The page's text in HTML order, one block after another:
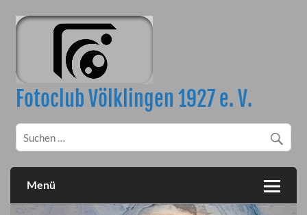
content
Fotoclub Völklingen 1927 e. V.
Menü